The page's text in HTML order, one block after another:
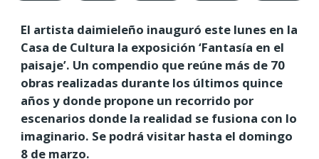
El artista daimieleño inauguró este lunes en la
Casa de Cultura la exposición ‘Fantasía en el
paisaje’. Un compendio que reúne más de 70
obras realizadas durante los últimos quince
años y donde propone un recorrido por
escenarios donde la realidad se fusiona con lo
imaginario. Se podrá visitar hasta el domingo
8 de marzo.